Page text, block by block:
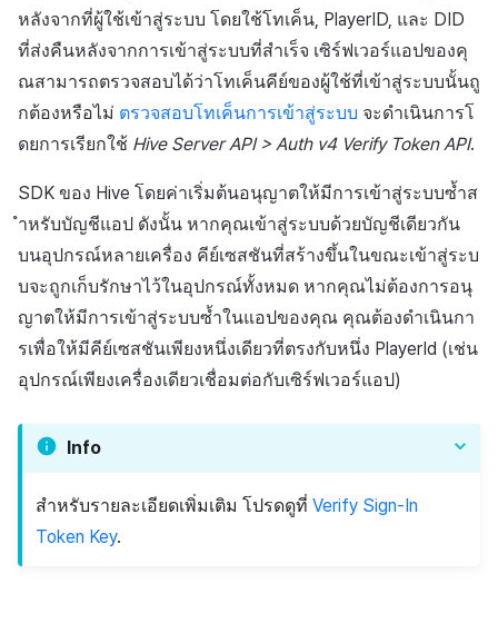
หลังจากที่ผู้ใช้เข้าสู่ระบบ โดยใช้โทเค็น, PlayerID, และ DID
ที่ส่งคืนหลังจากการเข้าสู่ระบบที่สำเร็จ เซิร์ฟเวอร์แอปของคุ
ณสามารถตรวจสอบได้ว่าโทเค็นคีย์ของผู้ใช้ที่เข้าสู่ระบบนั้นถู
กต้องหรือไม่ ตรวจสอบโทเค็นการเข้าสู่ระบบ จะดำเนินการโ
ดยการเรียกใช้ Hive Server API > Auth v4 Verify Token API.
SDK ของ Hive โดยค่าเริ่มต้นอนุญาตให้มีการเข้าสู่ระบบซ้ำส
ำหรับบัญชีแอป ดังนั้น หากคุณเข้าสู่ระบบด้วยบัญชีเดียวกัน
บนอุปกรณ์หลายเครื่อง คีย์เซสชันที่สร้างขึ้นในขณะเข้าสู่ระบ
บจะถูกเก็บรักษาไว้ในอุปกรณ์ทั้งหมด หากคุณไม่ต้องการอนุ
ญาตให้มีการเข้าสู่ระบบซ้ำในแอปของคุณ คุณต้องดำเนินกา
รเพื่อให้มีคีย์เซสชันเพียงหนึ่งเดียวที่ตรงกับหนึ่ง PlayerId (เช่น
อุปกรณ์เพียงเครื่องเดียวเชื่อมต่อกับเซิร์ฟเวอร์แอป)
Info
สำหรับรายละเอียดเพิ่มเติม โปรดดูที่ Verify Sign-In
Token Key.